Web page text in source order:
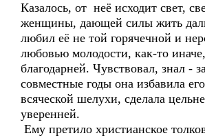
Казалось, от неё исходит свет,
женщины, дающей силы жить
любил её не той горячечной и
любовью молодости, как-то
благодарней. Чувствовал, знал -
совместные годы она избавила
всяческой шелухи, сделала
уверенней.
Ему претило христианское